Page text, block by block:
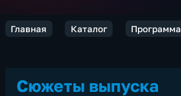
Главная Каталог Программа
Сюжеты выпуска